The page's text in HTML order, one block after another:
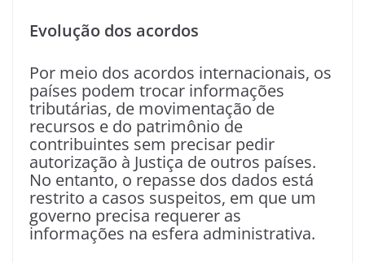
Evolução dos acordos
Por meio dos acordos internacionais, os
países podem trocar informações
tributárias, de movimentação de
recursos e do patrimônio de
contribuintes sem precisar pedir
autorização à Justiça de outros países.
No entanto, o repasse dos dados está
restrito a casos suspeitos, em que um
governo precisa requerer as
informações na esfera administrativa.